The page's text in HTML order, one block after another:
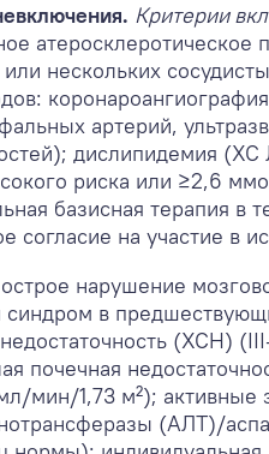
Критерии
атеросклеротическое
нескольких
артерий,
дислипидемия
риска или ≥2,6
базисная терапия в
согласие на участие в
нарушение
в
(ХСН)
почечная
мин/1,73 м²); активные
(АЛТ)/